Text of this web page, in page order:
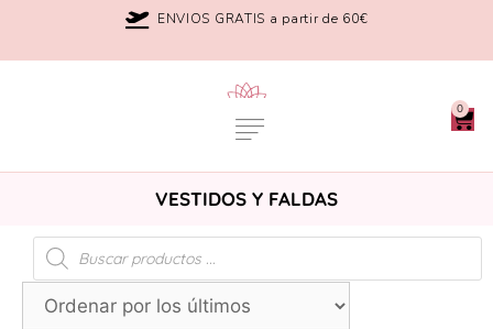
ENVIOS GRATIS a partir de 60€
0
VESTIDOS Y FALDAS